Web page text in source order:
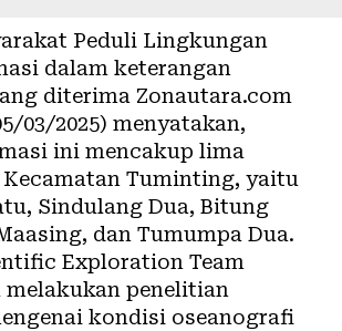
Peduli Lingkungan
dalam keterangan
diterima Zonautara.com
03/2025) menyatakan,
ini mencakup lima
Tuminting, yaitu
Sindulang Dua, Bitung
dan Tumumpa Dua.
Exploration Team
melakukan penelitian
kondisi oseanografi